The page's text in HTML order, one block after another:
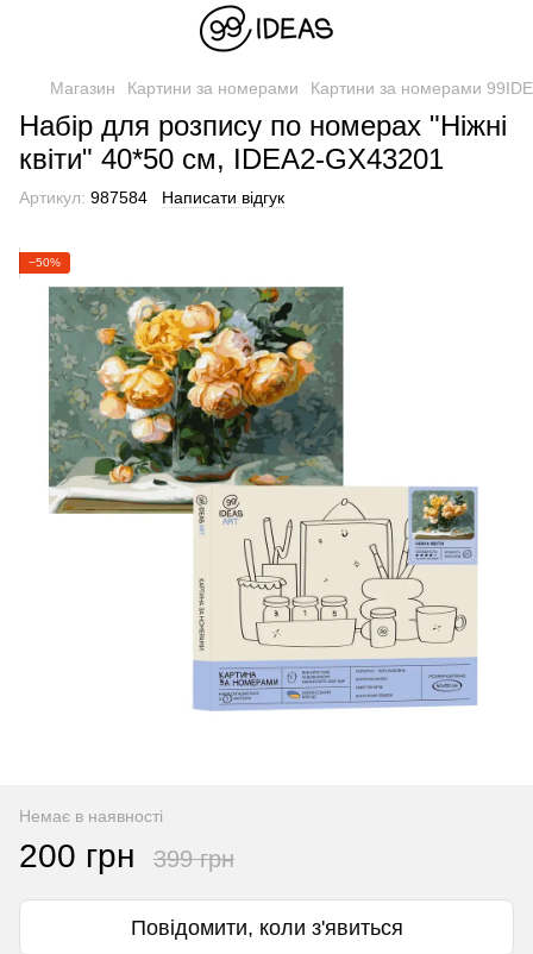
Магазин Картини за номерами Картини за номерами
Набір для розпису по номерах "Ніжні
квіти" 40*50 см, IDEA2-GX43201
Артикул: 987584 Написати відгук
−50%
Немає в наявності
200 грн 399 грн
Повідомити, коли з'явиться